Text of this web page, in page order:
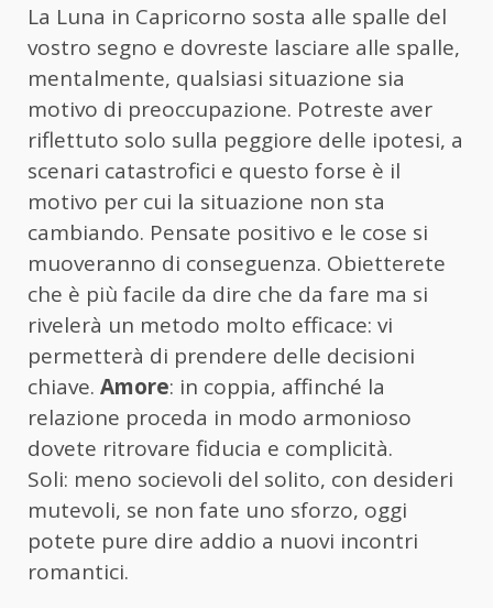
La Luna in Capricorno sosta alle spalle del
vostro segno e dovreste lasciare alle spalle,
mentalmente, qualsiasi situazione sia
motivo di preoccupazione. Potreste aver
riflettuto solo sulla peggiore delle ipotesi, a
scenari catastrofici e questo forse è il
motivo per cui la situazione non sta
cambiando. Pensate positivo e le cose si
muoveranno di conseguenza. Obietterete
che è più facile da dire che da fare ma si
rivelerà un metodo molto efficace: vi
permetterà di prendere delle decisioni
chiave. Amore: in coppia, affinché la
relazione proceda in modo armonioso
dovete ritrovare fiducia e complicità.
Soli: meno socievoli del solito, con desideri
mutevoli, se non fate uno sforzo, oggi
potete pure dire addio a nuovi incontri
romantici.